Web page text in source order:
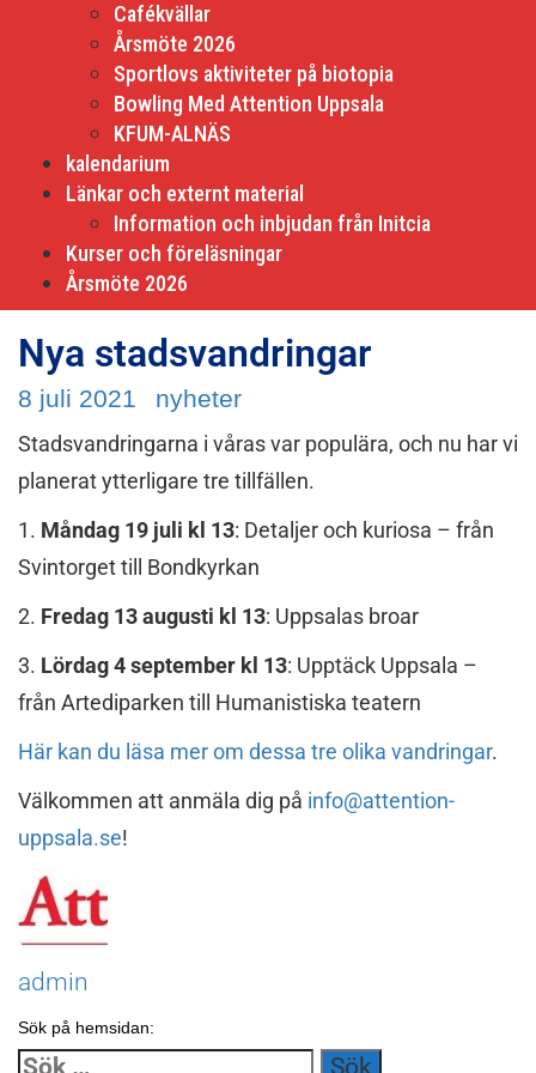
Cafékvällar
Årsmöte 2026
Sportlovs aktiviteter på biotopia
Bowling Med Attention Uppsala
KFUM-ALNÄS
kalendarium
Länkar och externt material
Information och inbjudan från Initcia
Kurser och föreläsningar
Årsmöte 2026
Nya stadsvandringar
8 juli 2021 nyheter
Stadsvandringarna i våras var populära, och nu har vi
planerat ytterligare tre tillfällen.
1. Måndag 19 juli kl 13: Detaljer och kuriosa – från
Svintorget till Bondkyrkan
2. Fredag 13 augusti kl 13: Uppsalas broar
3. Lördag 4 september kl 13: Upptäck Uppsala –
från Artediparken till Humanistiska teatern
Här kan du läsa mer om dessa tre olika vandringar.
Välkommen att anmäla dig på info@attention-
uppsala.se!
admin
Sök på hemsidan:
Sök